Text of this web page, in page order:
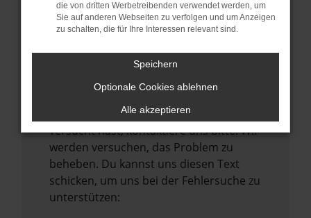
sind.
Veraltete Software birgt nicht nur ein
führen, dass bestimmte Funktionen nicht
Wende dich an den Webseitenbetreiber.
Wenn du alle oben genannten Schritte
versucht hast, kontaktiere uns bitte. Wir
werden versuchen, das Problem zu
beheben. Du kannst uns diesen Text
schicken, um uns bei der Fehlersuche zu
unterstützen:
die von dritten Werbetreibenden verwendet werden, um
Sie auf anderen Webseiten zu verfolgen und um Anzeigen
zu schalten, die für Ihre Interessen relevant sind.
Speichern
Optionale Cookies ablehnen
Alle akzeptieren